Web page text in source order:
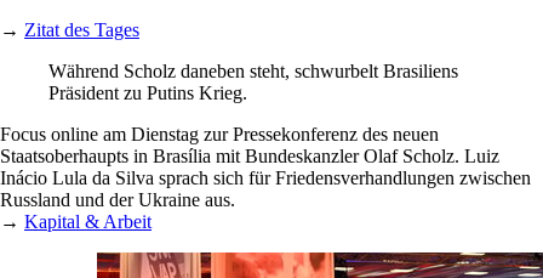
→ Zitat des Tages
Während Scholz daneben steht, schwurbelt Brasiliens
Präsident zu Putins Krieg.
Focus online am Dienstag zur Pressekonferenz des neuen
Staatsoberhaupts in Brasília mit Bundeskanzler Olaf Scholz. Luiz
Inácio Lula da Silva sprach sich für Friedensverhandlungen ­zwischen
Russland und der Ukraine aus.
→ Kapital & Arbeit